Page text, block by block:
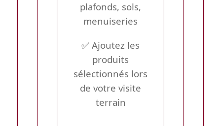
plafonds, sols,
menuiseries
✅ Ajoutez les
produits
sélectionnés lors
de votre visite
terrain